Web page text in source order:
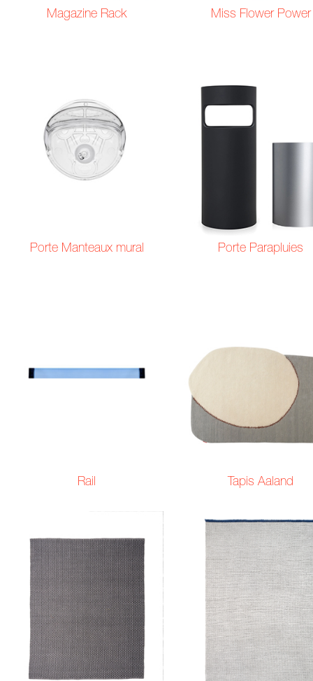
Magazine Rack Miss Flower Power
Porte Manteaux mural Porte Parapluies
Rail Tapis Aaland